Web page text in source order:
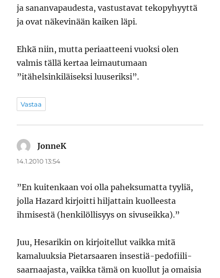
ja sananvapaudesta, vastustavat tekopyhyyttä
ja ovat näkevinään kaiken läpi.
Ehkä niin, mutta periaatteeni vuoksi olen
valmis tällä kertaa leimautumaan
”itähelsinkiläiseksi luuseriksi”.
Vastaa
JonneK
14.1.2010 13:54
”En kuitenkaan voi olla paheksumatta tyyliä,
jolla Hazard kirjoitti hiljattain kuolleesta
ihmisestä (henkilöllisyys on sivuseikka).”
Juu, Hesarikin on kirjoitellut vaikka mitä
kamaluuksia Pietarsaaren insestiä-pedofiili-
saarnaajasta, vaikka tämä on kuollut ja omaisia